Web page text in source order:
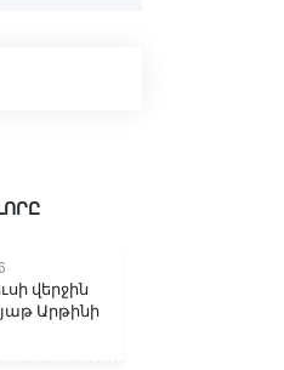
վերջին
Արթինի